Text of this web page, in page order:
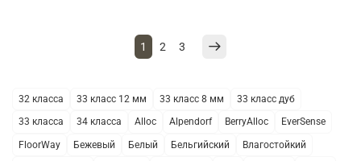
1 2 3
32 класса 33 класс 12 мм 33 класс 8 мм 33 класс дуб
33 класса 34 класса Alloc Alpendorf BerryAlloc EverSense
FloorWay Бежевый Белый Бельгийский Влагостойкий